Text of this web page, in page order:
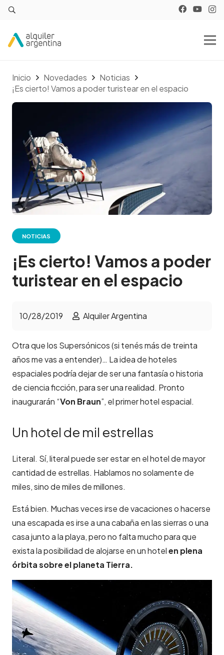
Inicio Novedades
Noticias
¡Es cierto! Vamos a poder turistear en el espacio
NOTICIAS
¡Es cierto! Vamos a poder
turistear en el espacio
10/28/2019 Alquiler Argentina
Otra que los Supersónicos (si tenés más de treinta
años me vas a entender)… La idea de hoteles
espaciales podría dejar de ser una fantasía o historia
de ciencia ficción, para ser una realidad. Pronto
inaugurarán “Von Braun”, el primer hotel espacial.
Un hotel de mil estrellas
Literal. Sí, literal puede ser estar en el hotel de mayor
cantidad de estrellas. Hablamos no solamente de
miles, sino de miles de millones.
Está bien. Muchas veces irse de vacaciones o hacerse
una escapada es irse a una cabaña en las sierras o una
casa junto a la playa, pero no falta mucho para que
exista la posibilidad de alojarse en un hotelen plena
órbita sobre el planeta Tierra.